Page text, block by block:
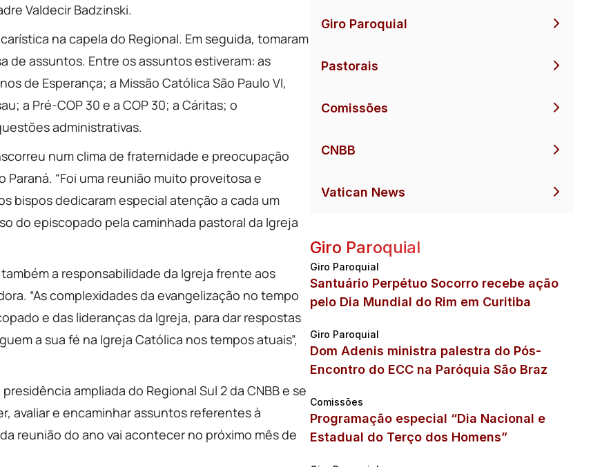
Valdecir Badzinski.
na capela do Regional. Em seguida, tomaram
de assuntos. Entre os assuntos estiveram: as
de Esperança; a Missão Católica São Paulo VI,
a Pré-COP 30 e a COP 30; a Cáritas; o
administrativas.
num clima de fraternidade e preocupação
“Foi uma reunião muito proveitosa e
bispos dedicaram especial atenção a cada um
do episcopado pela caminhada pastoral da Igreja
a responsabilidade da Igreja frente aos
“As complexidades da evangelização no tempo
e das lideranças da Igreja, para dar respostas
a sua fé na Igreja Católica nos tempos atuais”,
ampliada do Regional Sul 2 da CNBB e se
avaliar e encaminhar assuntos referentes à
reunião do ano vai acontecer no próximo mês de
Giro Paroquial
Pastorais
Comissões
CNBB
Vatican News
Giro Paroquial
Giro Paroquial
Santuário Perpétuo Socorro recebe ação
pelo Dia Mundial do Rim em Curitiba
Giro Paroquial
Dom Adenis ministra palestra do Pós-
Encontro do ECC na Paróquia São Braz
Comissões
Programação especial “Dia Nacional e
Estadual do Terço dos Homens”